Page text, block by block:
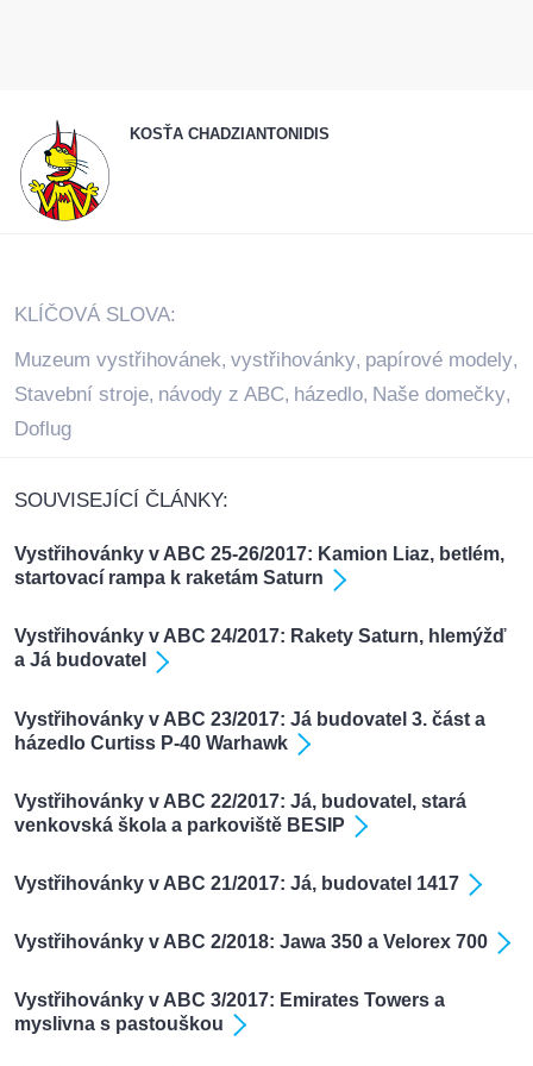
KOSŤA CHADZIANTONIDIS
KLÍČOVÁ SLOVA:
Muzeum vystřihovánek, vystřihovánky, papírové modely,
Stavební stroje, návody z ABC, házedlo, Naše domečky,
Doflug
SOUVISEJÍCÍ ČLÁNKY:
Vystřihovánky v ABC 25-26/2017: Kamion Liaz, betlém,
startovací rampa k raketám Saturn
Vystřihovánky v ABC 24/2017: Rakety Saturn, hlemýžď
a Já budovatel
Vystřihovánky v ABC 23/2017: Já budovatel 3. část a
házedlo Curtiss P-40 Warhawk
Vystřihovánky v ABC 22/2017: Já, budovatel, stará
venkovská škola a parkoviště BESIP
Vystřihovánky v ABC 21/2017: Já, budovatel 1417
Vystřihovánky v ABC 2/2018: Jawa 350 a Velorex 700
Vystřihovánky v ABC 3/2017: Emirates Towers a
myslivna s pastouškou